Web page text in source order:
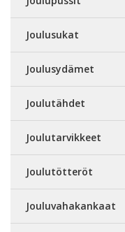
Joulusukat
Joulusydämet
Joulutähdet
Joulutarvikkeet
Joulutötteröt
Jouluvahakankaat